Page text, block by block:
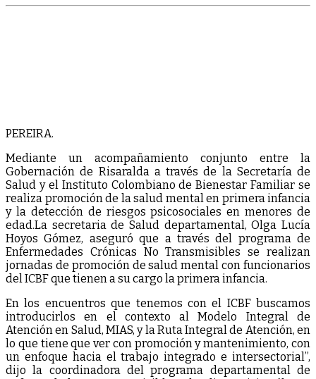
PEREIRA.
Mediante un acompañamiento conjunto entre la
Gobernación de Risaralda a través de la Secretaría de
Salud y el Instituto Colombiano de Bienestar Familiar se
realiza promoción de la salud mental en primera infancia
y la detección de riesgos psicosociales en menores de
edad.La secretaria de Salud departamental, Olga Lucía
Hoyos Gómez, aseguró que a través del programa de
Enfermedades Crónicas No Transmisibles se realizan
jornadas de promoción de salud mental con funcionarios
del ICBF que tienen a su cargo la primera infancia.
En los encuentros que tenemos con el ICBF buscamos
introducirlos en el contexto al Modelo Integral de
Atención en Salud, MIAS, y la Ruta Integral de Atención, en
lo que tiene que ver con promoción y mantenimiento, con
un enfoque hacia el trabajo integrado e intersectorial”,
dijo la coordinadora del programa departamental de